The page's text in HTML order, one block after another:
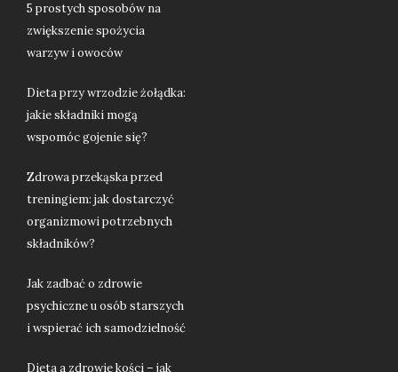
5 prostych sposobów na
zwiększenie spożycia
warzyw i owoców
Dieta przy wrzodzie żołądka:
jakie składniki mogą
wspomóc gojenie się?
Zdrowa przekąska przed
treningiem: jak dostarczyć
organizmowi potrzebnych
składników?
Jak zadbać o zdrowie
psychiczne u osób starszych
i wspierać ich samodzielność
Dieta a zdrowie kości – jak